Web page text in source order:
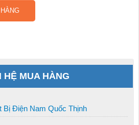
HỆ MUA HÀNG
Bị Điện Nam Quốc Thịnh